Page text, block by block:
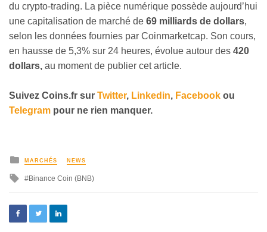
du crypto-trading. La pièce numérique possède aujourd’hui
une capitalisation de marché de 69 milliards de dollars,
selon les données fournies par Coinmarketcap. Son cours,
en hausse de 5,3% sur 24 heures, évolue autour des 420
dollars, au moment de publier cet article.
Suivez Coins.fr sur Twitter, Linkedin, Facebook ou
Telegram pour ne rien manquer.
MARCHÉS NEWS
Binance Coin (BNB)